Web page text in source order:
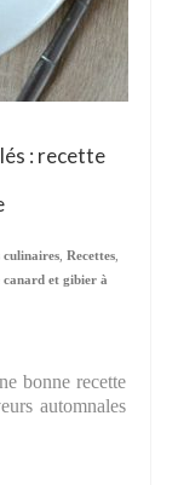
: recette
culinaires Recettes
canard et gibier à
bonne recette
automnales